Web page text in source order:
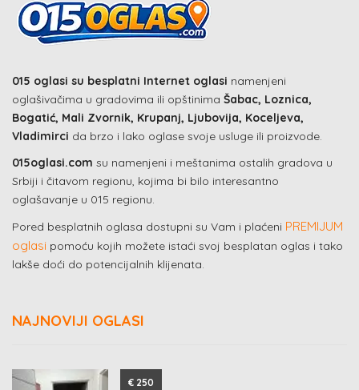
015 oglasi su besplatni Internet oglasi namenjeni
oglašivačima u gradovima ili opštinima Šabac, Loznica,
Bogatić, Mali Zvornik, Krupanj, Ljubovija, Koceljeva,
Vladimirci da brzo i lako oglase svoje usluge ili proizvode.
015oglasi.com su namenjeni i meštanima ostalih gradova u
Srbiji i čitavom regionu, kojima bi bilo interesantno
oglašavanje u 015 regionu.
Pored besplatnih oglasa dostupni su Vam i plaćeni PREMIJUM
oglasi pomoću kojih možete istaći svoj besplatan oglas i tako
lakše doći do potencijalnih klijenata.
NAJNOVIJI OGLASI
€ 250